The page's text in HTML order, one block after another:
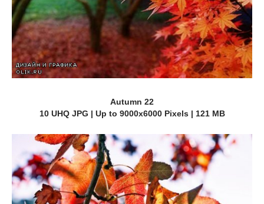
Autumn 22
10 UHQ JPG | Up to 9000x6000 Pixels | 121 MB